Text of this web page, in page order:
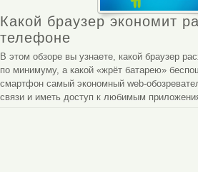
Какой браузер экономит
телефоне
В этом обзоре вы узнаете, какой браузер
по минимуму, а какой «жрёт батарею»
смартфон самый экономный web-
связи и иметь доступ к любимым